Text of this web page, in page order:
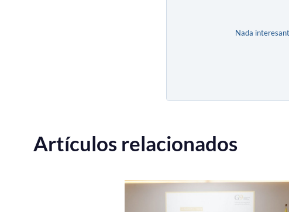
Nada
Artículos relacionados